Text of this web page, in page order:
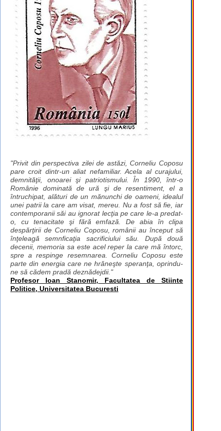
"Privit din perspectiva zilei de astăzi, Corneliu Coposu
pare croit dintr-un aliat nefamiliar. Acela al curajului,
demnităţii, onoarei şi patriotismului. În 1990, într-o
Românie dominată de ură şi de resentiment, el a
întruchipat, alături de un mănunchi de oameni, idealul
unei patrii la care am visat, mereu. Nu a fost să fie, iar
contemporanii săi au ignorat lecţia pe care le-a predat-
o, cu tenacitate şi fără emfază. De abia în clipa
despărţirii de Corneliu Coposu, românii au început să
înţeleagă semnficaţia sacrificiului său. După două
decenii, memoria sa este acel reper la care mă întorc,
spre a respinge resemnarea. Corneliu Coposu este
parte din energia care ne hrăneşte speranţa, oprindu-
ne să cădem pradă deznădejdii."
Profesor Ioan Stanomir, Facultatea de Stiinte
Politice, Universitatea Bucuresti